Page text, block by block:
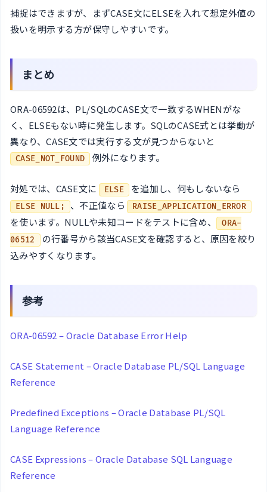
捕捉はできますが、まずCASE文にELSEを入れて想定外値の
扱いを明示する方が保守しやすいです。
まとめ
ORA-06592は、PL/SQLのCASE文で一致するWHENがな
く、ELSEもない時に発生します。SQLのCASE式とは挙動が
異なり、CASE文では実行する文が見つからないと
CASE_NOT_FOUND 例外になります。
対処では、CASE文に ELSE を追加し、何もしないなら
ELSE NULL; 、不正値なら RAISE_APPLICATION_ERROR
を使います。NULLや未知コードをテストに含め、 ORA-
06512
の行番号から該当CASE文を確認すると、原因を絞り
込みやすくなります。
参考
ORA-06592 – Oracle Database Error Help
CASE Statement – Oracle Database PL/SQL Language
Reference
Predefined Exceptions – Oracle Database PL/SQL
Language Reference
CASE Expressions – Oracle Database SQL Language
Reference